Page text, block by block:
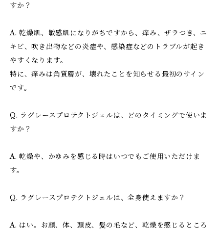
すか？
A. 乾燥肌、敏感肌になりがちですから、痒み、ザラつき、ニ
キビ、吹き出物などの炎症や、感染症などのトラブルが起き
やすくなります。
特に、痒みは角質層が、壊れたことを知らせる最初のサイン
です。
Q. ラグレースプロテクトジェルは、どのタイミングで使いま
すか？
A. 乾燥や、かゆみを感じる時はいつでもご使用いただけま
す。
Q. ラグレースプロテクトジェルは、全身使えますか？
A. はい。お顔、体、頭皮、髪の毛など、乾燥を感じるところ